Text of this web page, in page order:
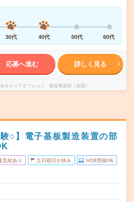
30代 40代 50代 60代
応募へ進む 詳しく見る
キャリアオプション 製造事業部（全国）
○】電子基板製造装置の部
支給あり 土日祝日が休み WEB登録OK